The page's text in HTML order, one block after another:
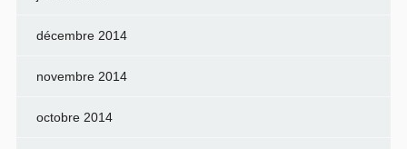
décembre 2014
novembre 2014
octobre 2014